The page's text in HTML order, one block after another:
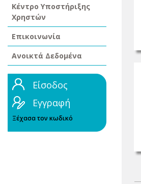
Κέντρο Υποστήριξης
Χρηστών
Επικοινωνία
Ανοικτά Δεδομένα
Είσοδος
Εγγραφή
Ξέχασα τον κωδικό